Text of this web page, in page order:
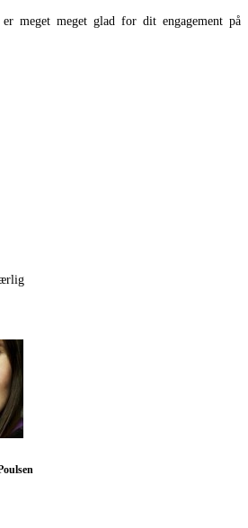
meget meget glad for dit engagement på